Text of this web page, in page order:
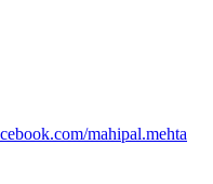
mahipal.mehta